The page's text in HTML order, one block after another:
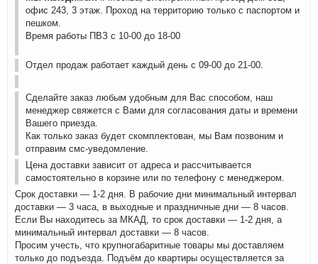
офис 243, 3 этаж. Проход на территорию только с паспортом и
пешком.
Время работы ПВЗ с 10-00 до 18-00
Отдел продаж работает каждый день с 09-00 до 21-00.
Сделайте заказ любым удобным для Вас способом, наш
менеджер свяжется с Вами для согласования даты и времени
Вашего приезда.
Как только заказ будет скомплектован, мы Вам позвоним и
отправим смс-уведомление.
Цена доставки зависит от адреса и рассчитывается
самостоятельно в корзине или по телефону с менеджером.
Срок доставки — 1-2 дня. В рабочие дни минимальный интервал
доставки — 3 часа, в выходные и праздничные дни — 8 часов.
Если Вы находитесь за МКАД, то срок доставки — 1-2 дня, а
минимальный интервал доставки — 8 часов.
Просим учесть, что крупногабаритные товары мы доставляем
только до подъезда. Подъём до квартиры осуществляется за